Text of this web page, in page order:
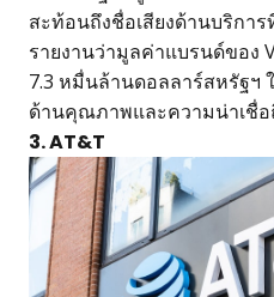
สะท้อนถึงชื่อเสียงด้านบริกา
รายงานว่ามูลค่าแบรนด์ของ
7.3 หมื่นล้านดอลลาร์สหรัฐฯ
ด้านคุณภาพและความน่าเชื่อ
3. AT&T